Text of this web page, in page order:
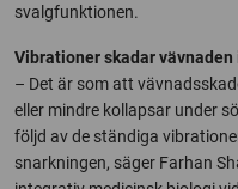
svalgfunktionen.
Vibrationer skadar vävnaden
– Det är som att
eller mindre kollapsar under
följd av de ständiga
snarkningen, säger Farhan